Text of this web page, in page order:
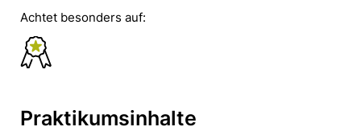
Achtet besonders auf:
Praktikumsinhalte